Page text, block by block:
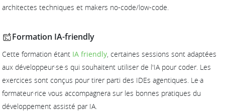
architectes techniques et makers no-code/low-code.
Formation IA-friendly
Cette formation étant IA friendly, certaines sessions sont adaptées
aux développeur·se·s qui souhaitent utiliser de l'IA pour coder. Les
exercices sont conçus pour tirer parti des IDEs agentiques. Le·a
formateur·rice vous accompagnera sur les bonnes pratiques du
développement assisté par IA.